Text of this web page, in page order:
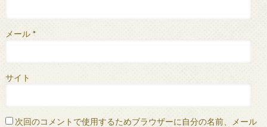
メール *
サイト
次回のコメントで使用するためブラウザーに自分の名前、メール